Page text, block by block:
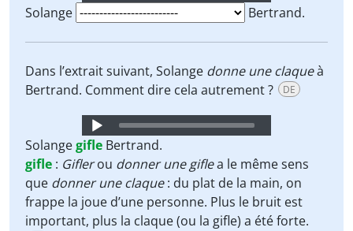
Player
Solange Bertrand.
Dans l’extrait suivant, Solange donne une claqueà
Bertrand. Comment dire cela autrement ?
DE
Audio
Player
Solangegifle Bertrand.
gifle : Giflerou donner une giflea le même sens
que donner une claque: du plat de la main, on
frappe la joue d’une personne. Plus le bruit est
important, plus la claque (ou la gifle) a été forte.